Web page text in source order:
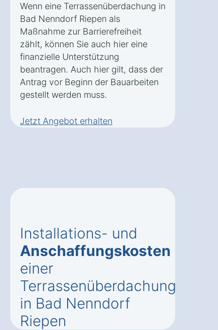
Wenn eine Terrassenüberdachung in
Bad Nenndorf Riepen als
Maßnahme zur Barrierefreiheit
zählt, können Sie auch hier eine
finanzielle Unterstützung
beantragen. Auch hier gilt, dass der
Antrag vor Beginn der Bauarbeiten
gestellt werden muss.
Jetzt Angebot erhalten
Installations- und
Anschaffungskosten
einer
Terrassenüberdachung
in Bad Nenndorf
Riepen